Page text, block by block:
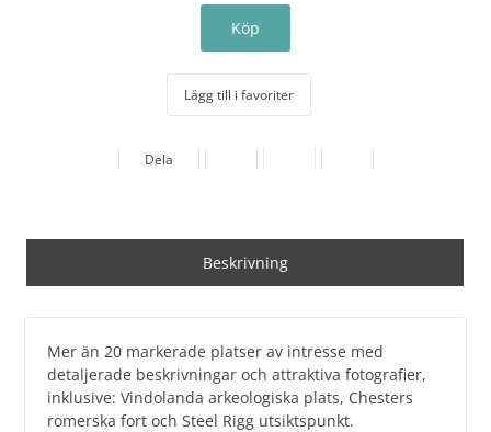
Lägg till i favoriter
Dela
Beskrivning
Mer än 20 markerade platser av intresse med
detaljerade beskrivningar och attraktiva fotografier,
inklusive: Vindolanda arkeologiska plats, Chesters
romerska fort och Steel Rigg utsiktspunkt.